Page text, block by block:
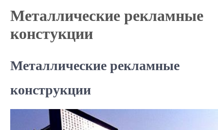
Металлические рекламные
констукции
Металлические рекламные
конструкции